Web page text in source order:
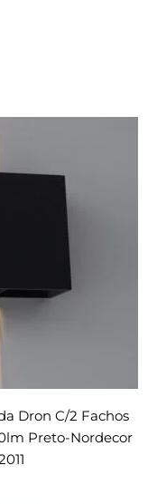
Dron C/2 Fachos
Preto-Nordecor